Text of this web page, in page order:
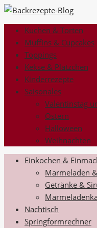
Kuchen & Torten
Muffins & Cupcakes
Toppings
Kekse & Plätzchen
Kinderrezepte
Saisonales
Valentinstag
Ostern
Halloween
Weihnachten
Einkochen &
Marmeladen
Getränke &
Nachtisch
Springformrechner